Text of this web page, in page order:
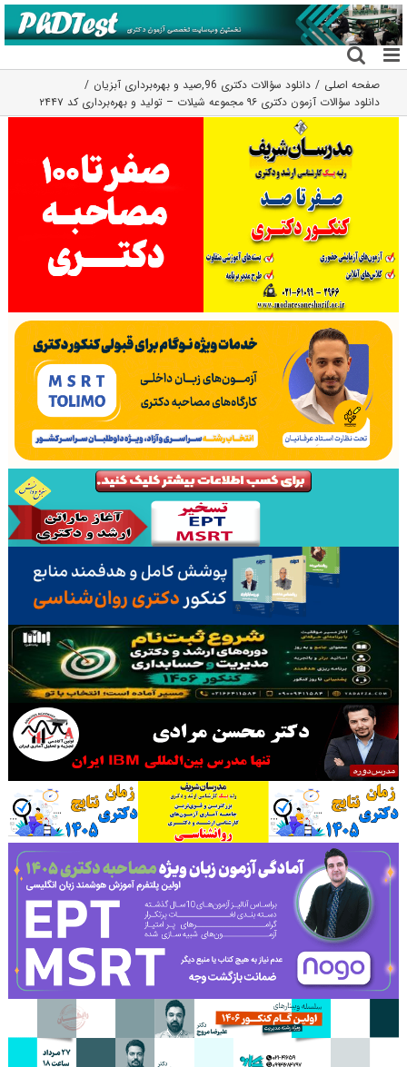
رفتن
به
محتوا
صفحه اصلی دانلود سؤالات دکتری 96 ,صید و بهره‌برداری آبزیان
دانلود سؤالات آزمون دکتری ۹۶ مجموعه شیلات – تولید و بهره‌برداری کد ۲۴۴۷